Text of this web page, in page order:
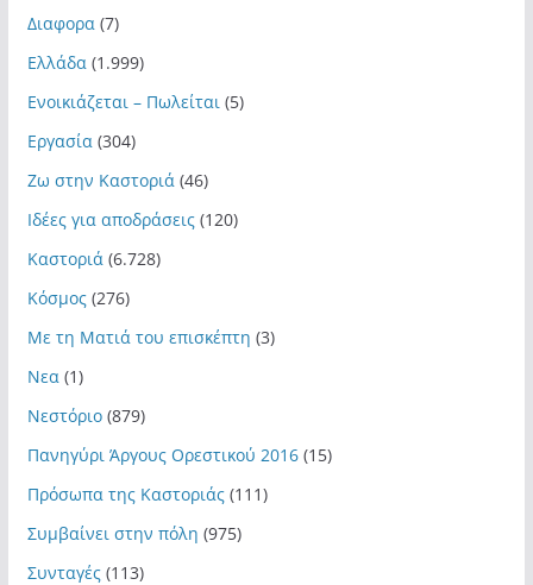
Διαφορα(7)
Ελλάδα(1.999)
Ενοικιάζεται – Πωλείται(5)
Εργασία(304)
Ζω στην Καστοριά(46)
Ιδέες για αποδράσεις(120)
Καστοριά(6.728)
Κόσμος(276)
Με τη Ματιά του επισκέπτη (3)
Νεα(1)
Νεστόριο(879)
Πανηγύρι Άργους Ορεστικού 2016(15)
Πρόσωπα της Καστοριάς(111)
Συμβαίνει στην πόλη (975)
Συνταγές(113)